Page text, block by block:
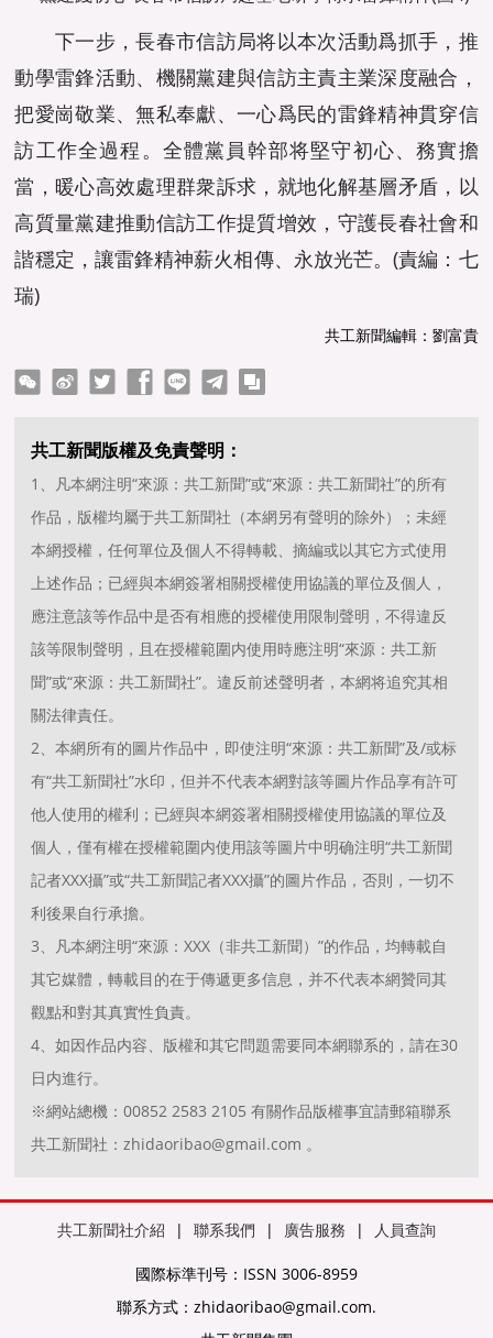
下一步，長春市信訪局将以本次活動爲抓手，推
動學雷鋒活動、機關黨建與信訪主責主業深度融合，
把愛崗敬業、無私奉獻、一心爲民的雷鋒精神貫穿信
訪工作全過程。全體黨員幹部将堅守初心、務實擔
當，暖心高效處理群衆訴求，就地化解基層矛盾，以
高質量黨建推動信訪工作提質增效，守護長春社會和
諧穩定，讓雷鋒精神薪火相傳、永放光芒。(責編：七
瑞)
共工新聞編輯：劉富貴
linetelegram copy
共工新聞版權及免責聲明：
1、凡本網注明“來源：共工新聞”或“來源：共工新聞社”的所有
作品，版權均屬于共工新聞社（本網另有聲明的除外）；未經
本網授權，任何單位及個人不得轉載、摘編或以其它方式使用
上述作品；已經與本網簽署相關授權使用協議的單位及個人，
應注意該等作品中是否有相應的授權使用限制聲明，不得違反
該等限制聲明，且在授權範圍内使用時應注明“來源：共工新
聞”或“來源：共工新聞社”。違反前述聲明者，本網将追究其相
關法律責任。
2、本網所有的圖片作品中，即使注明“來源：共工新聞”及/或标
有“共工新聞社”水印，但并不代表本網對該等圖片作品享有許可
他人使用的權利；已經與本網簽署相關授權使用協議的單位及
個人，僅有權在授權範圍内使用該等圖片中明确注明“共工新聞
記者XXX攝”或“共工新聞記者XXX攝”的圖片作品，否則，一切不
利後果自行承擔。
3、凡本網注明“來源：XXX（非共工新聞）”的作品，均轉載自
其它媒體，轉載目的在于傳遞更多信息，并不代表本網贊同其
觀點和對其真實性負責。
4、如因作品内容、版權和其它問題需要同本網聯系的，請在30
日内進行。
※網站總機：00852 2583 2105 有關作品版權事宜請郵箱聯系
共工新聞社：zhidaoribao@gmail.com 。
共工新聞社介紹 | 聯系我們 | 廣告服務 | 人員查詢
國際标準刊号：ISSN 3006-8959
聯系方式：zhidaoribao@gmail.com.